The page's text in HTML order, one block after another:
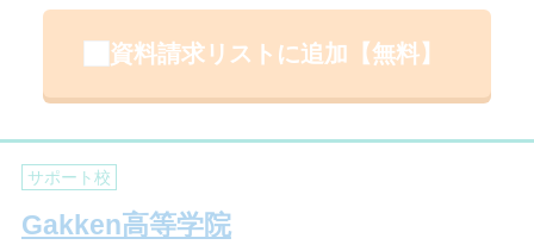
資料請求リストに追加【無料】
サポート校
Gakken高等学院